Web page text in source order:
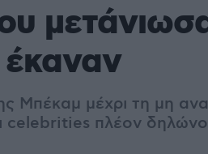
έκαναν
Μπέκαμ μέχρι τη μη
celebrities πλέον